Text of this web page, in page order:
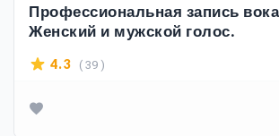
Профессиональная запись
Женский и мужской голос.
4.3 ( 39 )